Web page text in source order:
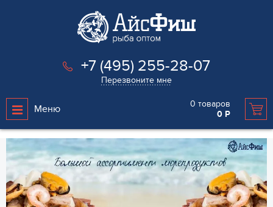
+7 (495) 255-28-07
Перезвоните мне
Меню 0 товаров
0 Р